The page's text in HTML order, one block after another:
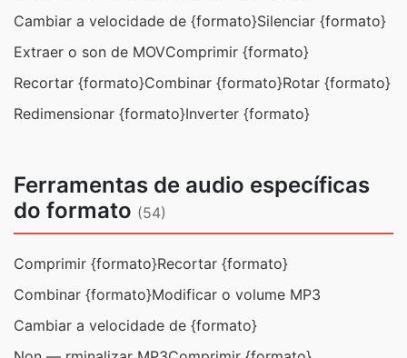
Cambiar a velocidade de {formato}Silenciar {formato}
Extraer o son de MOVComprimir {formato}
Recortar {formato}Combinar {formato}Rotar {formato}
Redimensionar {formato}Inverter {formato}
Ferramentas de audio específicas
do formato (54)
Comprimir {formato}Recortar {formato}
Combinar {formato}Modificar o volume MP3
Cambiar a velocidade de {formato}